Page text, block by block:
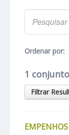
Ordenar por
1
Filtrar
EMPENHOS